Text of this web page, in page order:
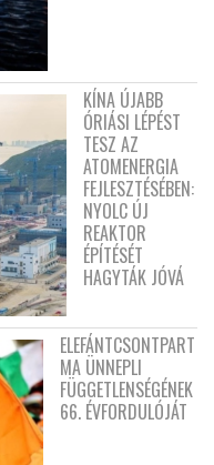
KÍNA ÚJABB
ÓRIÁSI LÉPÉST
TESZ AZ
ATOMENERGIA
FEJLESZTÉSÉBEN:
NYOLC ÚJ
REAKTOR
ÉPÍTÉSÉT
HAGYTÁK JÓVÁ
ELEFÁNTCSONTPART
MA ÜNNEPLI
FÜGGETLENSÉGÉNEK
66. ÉVFORDULÓJÁT